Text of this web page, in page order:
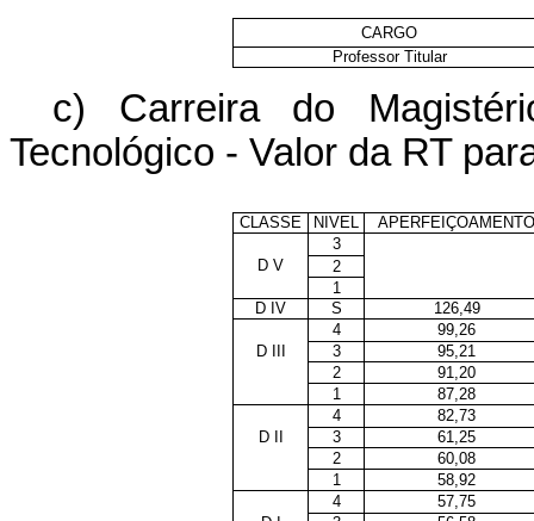
CARGO
Professor Titular
c) Carreira do
Tecnológico - Valor da RT
CLASSE NIVEL
APERFEIÇOAMENTO
3
D V
2
1
D IV
S
126,49
4
99,26
D III
3
95,21
2
91,20
1
87,28
4
82,73
D II
3
61,25
2
60,08
1
58,92
4
57,75